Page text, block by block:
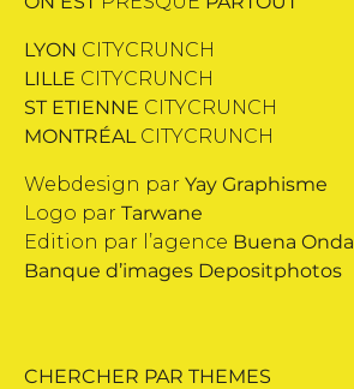
LYON CITYCRUNCH
LILLE CITYCRUNCH
ST ETIENNE CITYCRUNCH
MONTRÉALCITYCRUNCH
Webdesign par Yay Graphisme
Logo par Tarwane
Edition par l’agence Buena Onda
Banque d’images Depositphotos
CHERCHER PAR THEMES